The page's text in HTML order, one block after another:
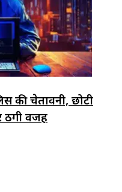
की चेतावनी, छोटी
ठगी वजह